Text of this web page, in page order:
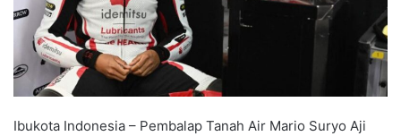
Ibukota Indonesia – Pembalap Tanah Air Mario Suryo Aji